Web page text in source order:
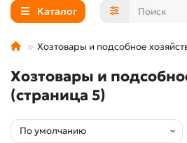
Каталог
Хозтовары и подсобное
Хозтовары и
(страница 5)